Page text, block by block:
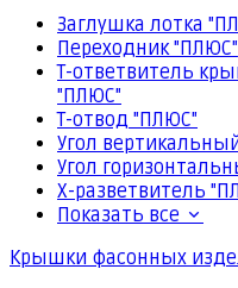
Заглушка лотка
Переходник "ПЛЮС"
Т-ответвитель
"ПЛЮС"
Т-отвод "ПЛЮС"
Угол
Угол
Х-разветвитель
Показать все
Крышки фасонных